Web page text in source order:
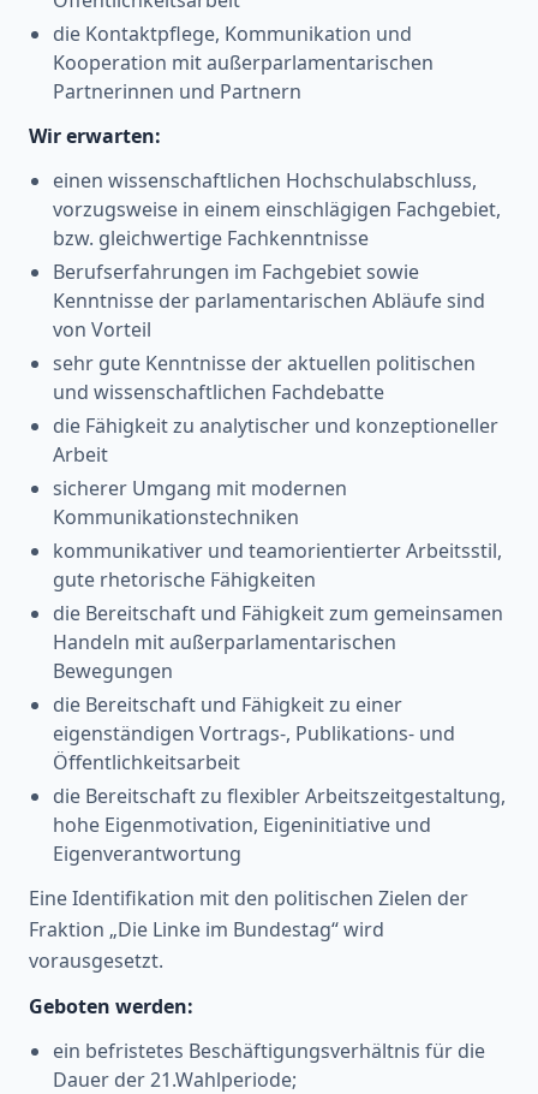
die Kontaktpflege, Kommunikation und
Kooperation mit außerparlamentarischen
Partnerinnen und Partnern
Wir erwarten:
einen wissenschaftlichen Hochschulabschluss,
vorzugsweise in einem einschlägigen Fachgebiet,
bzw. gleichwertige Fachkenntnisse
Berufserfahrungen im Fachgebiet sowie
Kenntnisse der parlamentarischen Abläufe sind
von Vorteil
sehr gute Kenntnisse der aktuellen politischen
und wissenschaftlichen Fachdebatte
die Fähigkeit zu analytischer und konzeptioneller
Arbeit
sicherer Umgang mit modernen
Kommunikationstechniken
kommunikativer und teamorientierter Arbeitsstil,
gute rhetorische Fähigkeiten
die Bereitschaft und Fähigkeit zum gemeinsamen
Handeln mit außerparlamentarischen
Bewegungen
die Bereitschaft und Fähigkeit zu einer
eigenständigen Vortrags-, Publikations- und
Öffentlichkeitsarbeit
die Bereitschaft zu flexibler Arbeitszeitgestaltung,
hohe Eigenmotivation, Eigeninitiative und
Eigenverantwortung
Eine Identifikation mit den politischen Zielen der
Fraktion „Die Linke im Bundestag“ wird
vorausgesetzt.
Geboten werden:
ein befristetes Beschäftigungsverhältnis für die
Dauer der 21.Wahlperiode;